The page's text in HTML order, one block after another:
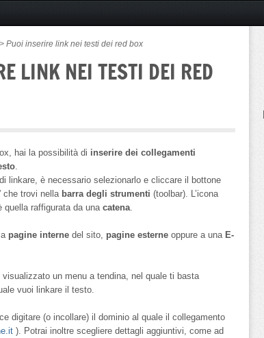
> Puoi inserire link nei testi dei red box
LINK NEI TESTI DEI RED
hai la possibilità di inserire dei collegamenti
.
linkare, è necessario selezionarlo e cliccare il bottone
che trovi nella barra degli strumenti (toolbar). L’icona
quella raffigurata da una catena.
pagine interne del sito, pagine esterne oppure a una E-
un menu a tendina, nel quale ti basta
vuoi linkare il testo.
digitare (o incollare) il dominio al quale il collegamento
). Potrai inoltre scegliere dettagli aggiuntivi, come ad